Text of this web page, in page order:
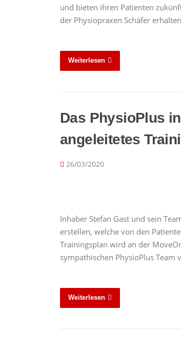
und bieten ihren Patienten
der Physiopraxen Schäfer
Weiterlesen
Das PhysioPlus
angeleitetes
26/03/2020
Inhaber Stefan Gast und sein
erstellen, welche von den
Trainingsplan wird an der
sympathischen PhysioPlus Team
Weiterlesen